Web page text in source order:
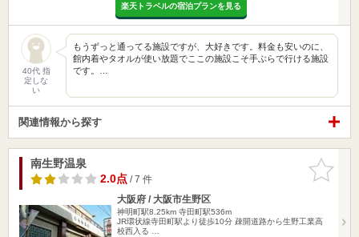
楽天トラベルの宿泊プランを見る
40代 指
定しな
い
もうずっと通ってる施設ですが、大好きです。料金も安いのに、
館内着やタオルが使い放題でここの施設こそ手ぶらで行ける施設
です。…
関連情報から探す
お気に入
りに追加
南生野温泉
2.0点/ 7 件
大阪府 / 大阪市生野区
神明町駅8.25km 寺田町駅536m
JR環状線寺田町駅より徒歩10分 疎開道路から生野工業高
校西入る …